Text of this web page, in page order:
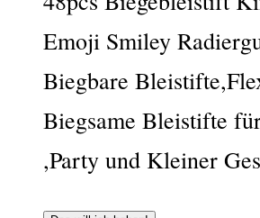
Emoji Smiley
Biegbare
Biegsame Bleistifte
,Party und Kleiner